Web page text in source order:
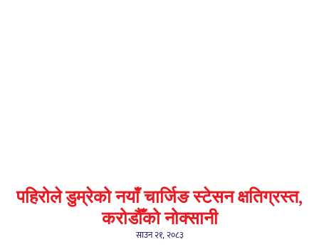
पहिरोले डुम्रेको नयाँ चार्जिङ स्टेसन क्षतिग्रस्त,
करोडौँको नोक्सानी
साउन २१, २०८३